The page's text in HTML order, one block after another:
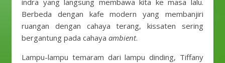
indra yang langsung membawa kita ke masa lalu.
Berbeda dengan kafe modern yang membanjiri
ruangan dengan cahaya terang, kissaten sering
bergantung pada cahaya ambient.
Lampu-lampu temaram dari lampu dinding, Tiffany